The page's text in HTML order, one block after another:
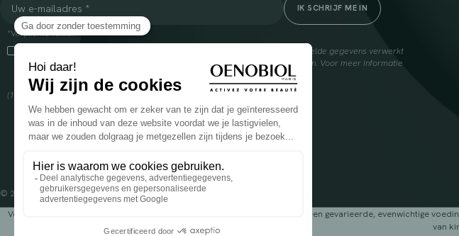
*Verplichte velden
Door dit vakje aan te vinken, ga ik ermee akkoord dat Cooper(1) de verzamelde gegevens verwerkt
om mij commerciële informatie te sturen over zijn producten en aanbiedingen. Voor meer informatie
over het beheer van uw gegevens en uw rechten, klikhier
(1) Coopération pharmaceutique Française, RCS Melun 399 227 636
© 2024 OENOBIOL PARIS
Voedingssupplement dat moet worden geconsumeerd als onderdeel van een gevarieerde, evenwichtige
van